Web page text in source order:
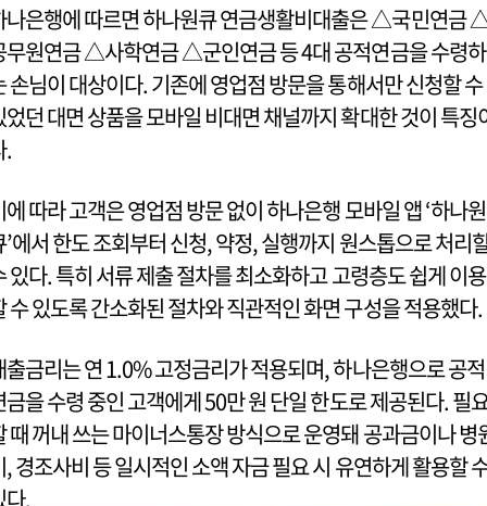
나은행에 따르면 하나원큐 연금생활비대출은 △국민연금
무원연금 △사학연금 △군인연금 등 4대 공적연금을 수령하
손님이 대상이다. 기존에 영업점 방문을 통해서만 신청할 수
었던 대면 상품을 모바일 비대면 채널까지 확대한 것이 특징
.
에 따라 고객은 영업점 방문 없이 하나은행 모바일 앱 ‘하나원
’에서 한도 조회부터 신청, 약정, 실행까지 원스톱으로 처리
있다. 특히 서류 제출 절차를 최소화하고 고령층도 쉽게 이용
수 있도록 간소화된 절차와 직관적인 화면 구성을 적용했다.
출금리는 연 1.0% 고정금리가 적용되며, 하나은행으로 공적
금을 수령 중인 고객에게 50만 원 단일 한도로 제공된다. 필
때 꺼내 쓰는 마이너스통장 방식으로 운영돼 공과금이나 병
, 경조사비 등 일시적인 소액 자금 필요 시 유연하게 활용할
다.